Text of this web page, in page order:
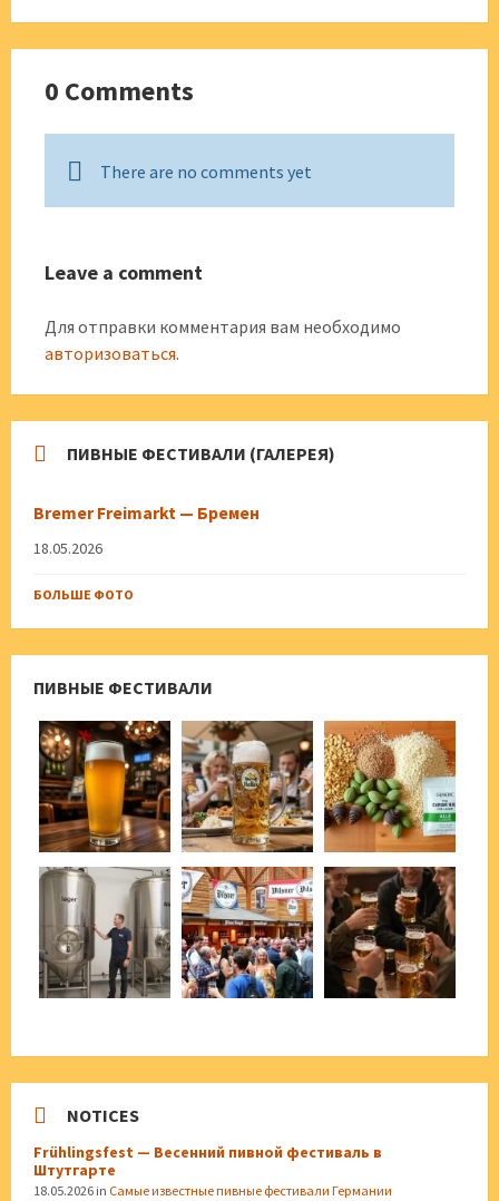
0 Comments
There are no comments yet
Leave a comment
Для отправки комментария вам необходимо
авторизоваться.
ПИВНЫЕ ФЕСТИВАЛИ (ГАЛЕРЕЯ)
Bremer Freimarkt — Бремен
18.05.2026
БОЛЬШЕ ФОТО
ПИВНЫЕ ФЕСТИВАЛИ
NOTICES
Frühlingsfest — Весенний пивной фестиваль в
Штутгарте
18.05.2026 in Самые известные пивные фестивали Германии